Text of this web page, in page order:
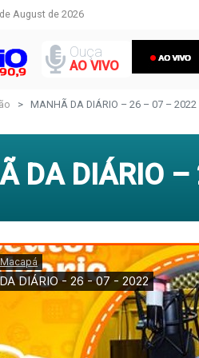
August de 2026
Ouça
AO VIVO
MANHÃ DA DIÁRIO – 26 – 07 – 2022
DA DIÁRIO